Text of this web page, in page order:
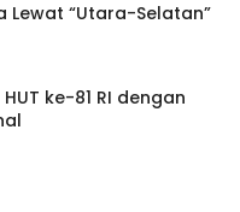
Lewat “Utara-Selatan”
ke-81 RI dengan